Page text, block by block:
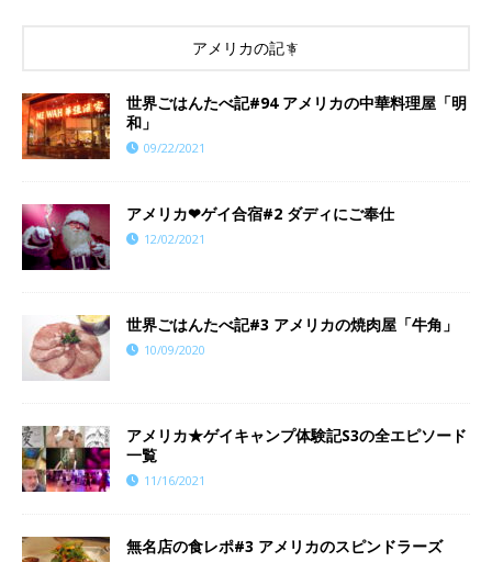
アメリカの記事
世界ごはんたべ記#94 アメリカの中華料理屋「明
和」
09/22/2021
アメリカ❤︎ゲイ合宿#2 ダディにご奉仕
12/02/2021
世界ごはんたべ記#3 アメリカの焼肉屋「牛角」
10/09/2020
アメリカ★ゲイキャンプ体験記S3の全エピソード
一覧
11/16/2021
​​無名店の食レポ#3 アメリカのスピンドラーズ